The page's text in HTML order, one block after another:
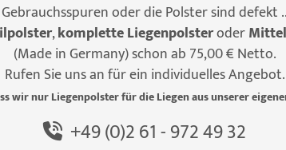
oder die Polster sind defekt
,komplette Liegenpolsteroder
(Made in Germany) schon ab 75,00 € Netto.
Rufen Sie uns an für ein individuelles Angebot.
wir nur Liegenpolster für die Liegen aus unserer
+49 (0)2 61 - 972 49 32